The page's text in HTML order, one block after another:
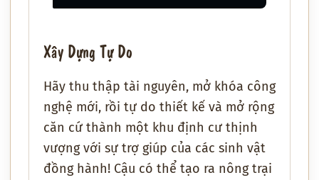
Xây Dựng Tự Do
Hãy thu thập tài nguyên, mở khóa công
nghệ mới, rồi tự do thiết kế và mở rộng
căn cứ thành một khu định cư thịnh
vượng với sự trợ giúp của các sinh vật
đồng hành! Cậu có thể tạo ra nông trại